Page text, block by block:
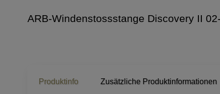
ARB-Windenstossstange Discovery II
Produktinfo Zusätzliche Produktinformationen